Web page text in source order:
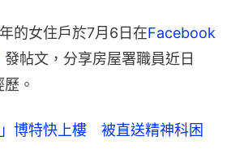
的女住戶於7月6日在Facebook
發帖文，分享房屋署職員近日
。
博特快上樓 被直送精神科困